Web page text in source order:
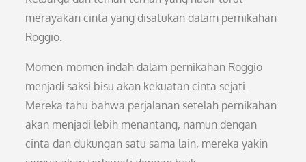
merayakan cinta yang disatukan dalam pernikahan
Roggio.
Momen-momen indah dalam pernikahan Roggio
menjadi saksi bisu akan kekuatan cinta sejati.
Mereka tahu bahwa perjalanan setelah pernikahan
akan menjadi lebih menantang, namun dengan
cinta dan dukungan satu sama lain, mereka yakin